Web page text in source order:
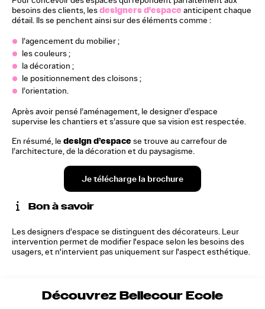
besoins des clients, lesdesigners d'espace anticipent chaque
détail. Ils se penchent ainsi sur des éléments comme :
l’agencement du mobilier ;
les couleurs ;
la décoration ;
le positionnement des cloisons ;
l’orientation.
Après avoir pensé l’aménagement, le designer d’espace
supervise les chantiers et s’assure que sa vision est respectée.
En résumé, le design d’espacese trouve au carrefour de
l’architecture, de la décoration et du paysagisme.
Je télécharge la brochure
Bon à savoir
Les designers d’espace se distinguent des décorateurs. Leur
intervention permet de modifier l'espace selon les besoins des
usagers, et n'intervient pas uniquement sur l'aspect esthétique.
Découvrez Bellecour Ecole